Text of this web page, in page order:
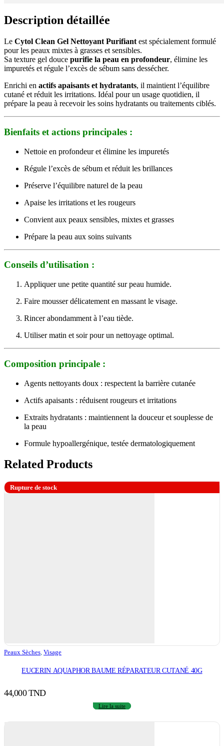
Description détaillée
Le Cytol Clean Gel Nettoyant Purifiant est spécialement formulé
pour les peaux mixtes à grasses et sensibles.
Sa texture gel douce purifie la peau en profondeur, élimine les
impuretés et régule l’excès de sébum sans dessécher.
Enrichi en actifs apaisants et hydratants, il maintient l’équilibre
cutané et réduit les irritations. Idéal pour un usage quotidien, il
prépare la peau à recevoir les soins hydratants ou traitements ciblés.
Bienfaits et actions principales :
Nettoie en profondeur et élimine les impuretés
Régule l’excès de sébum et réduit les brillances
Préserve l’équilibre naturel de la peau
Apaise les irritations et les rougeurs
Convient aux peaux sensibles, mixtes et grasses
Prépare la peau aux soins suivants
Conseils d’utilisation :
Appliquer une petite quantité sur peau humide.
Faire mousser délicatement en massant le visage.
Rincer abondamment à l’eau tiède.
Utiliser matin et soir pour un nettoyage optimal.
Composition principale :
Agents nettoyants doux : respectent la barrière cutanée
Actifs apaisants : réduisent rougeurs et irritations
Extraits hydratants : maintiennent la douceur et souplesse de
la peau
Formule hypoallergénique, testée dermatologiquement
Related Products
Rupture de stock
Peaux Sèches, Visage
EUCERIN AQUAPHOR BAUME RÉPARATEUR CUTANÉ 40G
44,000TND
Lire la suite